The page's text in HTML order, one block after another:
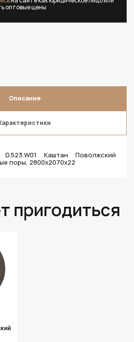
оптовые цены
Описание
Каштан Поволжский
поры, 2800х2070х22
пригодиться